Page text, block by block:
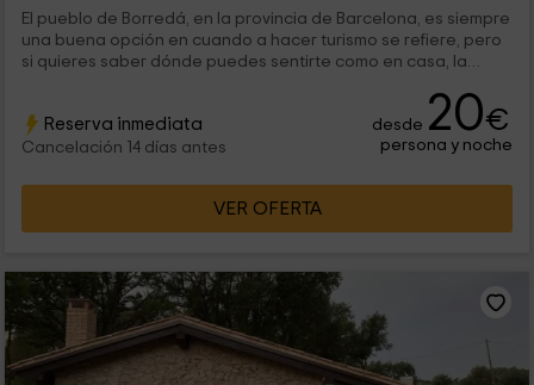
El pueblo de Borredá, en la provincia de Barcelona, es siempre
una buena opción en cuando a hacer turismo se refiere, pero
si quieres saber dónde puedes sentirte como en casa, la
que hay capacidad para 4 o 6 personas, y con un encanto que
descubrirás nada más abrir la puerta.
Reserva inmediata
Cancelación 14 días antes
desde 20€
persona y noche
VER OFERTA